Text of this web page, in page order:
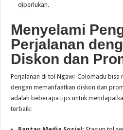
diperlukan.
Menyelami
Perjalanan
Diskon dan
Perjalanan di tol Ngawi-Colomadu bisa
dengan memanfaatkan diskon dan
adalah beberapa tips untuk
terbaik: